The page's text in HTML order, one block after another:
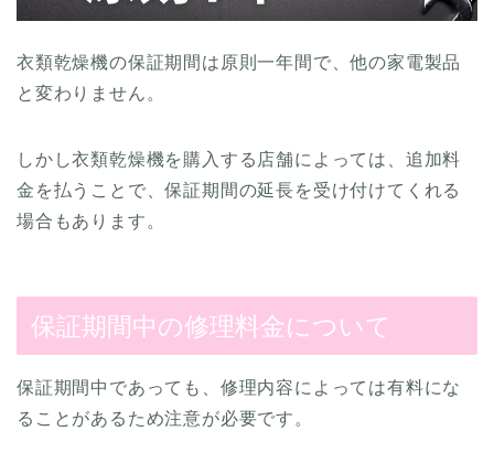
衣類乾燥機の保証期間は原則一年間で、他の家電製品
と変わりません。
しかし衣類乾燥機を購入する店舗によっては、追加料
金を払うことで、保証期間の延長を受け付けてくれる
場合もあります。
保証期間中の修理料金について
保証期間中であっても、修理内容によっては有料にな
ることがあるため注意が必要です。